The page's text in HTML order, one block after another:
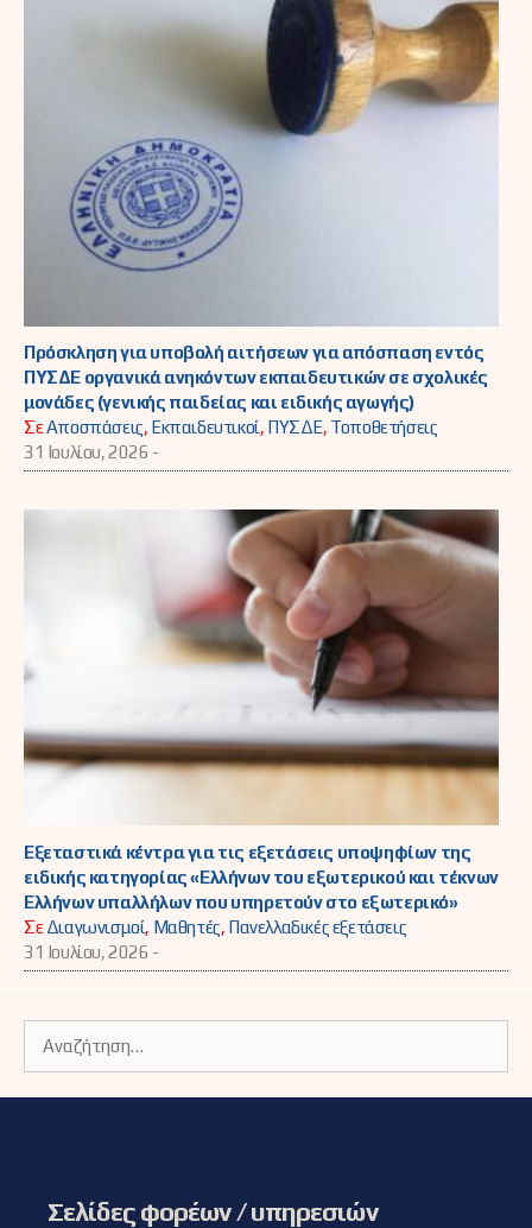
Πρόσκληση για υποβολή αιτήσεων για απόσπαση εντός
ΠΥΣΔΕ οργανικά ανηκόντων εκπαιδευτικών σε σχολικές
μονάδες (γενικής παιδείας και ειδικής αγωγής)
ΣεΑποσπάσεις, Εκπαιδευτικοί, ΠΥΣΔΕ, Τοποθετήσεις
31 Ιουλίου, 2026 -
Εξεταστικά κέντρα για τις εξετάσεις υποψηφίων της
ειδικής κατηγορίας «Ελλήνων του εξωτερικού και τέκνων
Ελλήνων υπαλλήλων που υπηρετούν στο εξωτερικό»
ΣεΔιαγωνισμοί, Μαθητές, Πανελλαδικές εξετάσεις
31 Ιουλίου, 2026 -
για:
Σελίδες φορέων / υπηρεσιών